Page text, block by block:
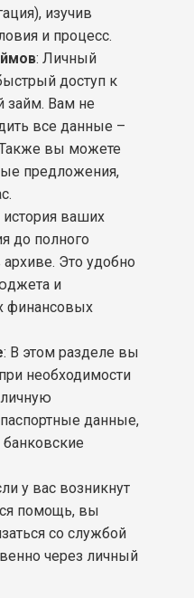
изучив
и процесс.
: Личный
доступ к
займ. Вам не
все данные –
Также вы можете
предложения,
история ваших
до полного
Это удобно
и
финансовых
: В этом разделе вы
необходимости
данные,
у вас возникнут
помощь, вы
со службой
через личный